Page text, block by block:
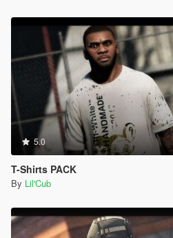
5.0
T-Shirts PACK
By Lil'Cub